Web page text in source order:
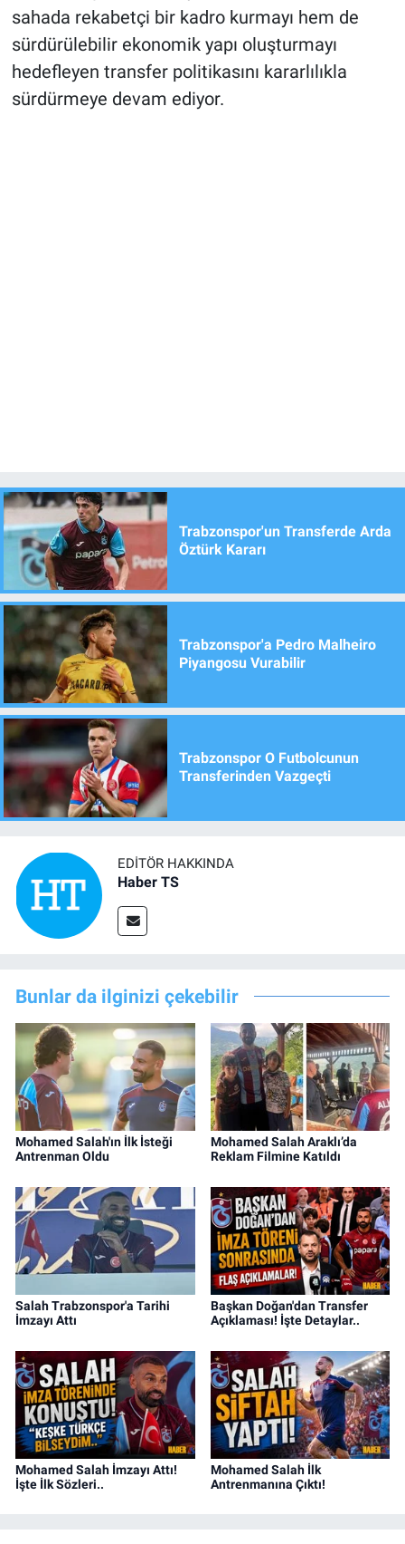
sahada rekabetçi bir kadro kurmayı hem de
sürdürülebilir ekonomik yapı oluşturmayı
hedefleyen transfer politikasını kararlılıkla
sürdürmeye devam ediyor.
Trabzonspor'un Transferde Arda
Öztürk Kararı
Trabzonspor'a Pedro Malheiro
Piyangosu Vurabilir
Trabzonspor O Futbolcunun
Transferinden Vazgeçti
EDITÖR HAKKINDA
Haber TS
Bunlar da ilginizi çekebilir
Mohamed Salah'ın İlk İsteği
Antrenman Oldu
Mohamed Salah Araklı’da
Reklam Filmine Katıldı
Salah Trabzonspor'a Tarihi
İmzayı Attı
Başkan Doğan'dan Transfer
Açıklaması! İşte Detaylar..
Mohamed Salah İmzayı Attı!
İşte İlk Sözleri..
Mohamed Salah İlk
Antrenmanına Çıktı!